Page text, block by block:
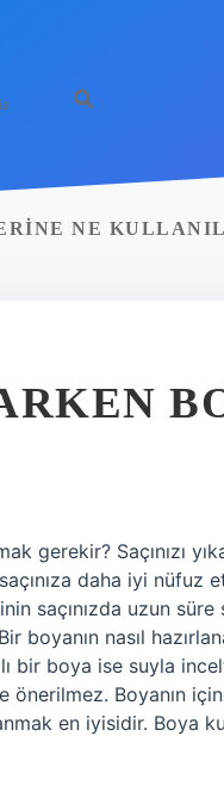
NE
gerekir? Saçınızı
daha iyi nüfuz
saçınızda uzun süre
boyanın nasıl
bir boya ise suyla
Boyanın
en iyisidir. Boya